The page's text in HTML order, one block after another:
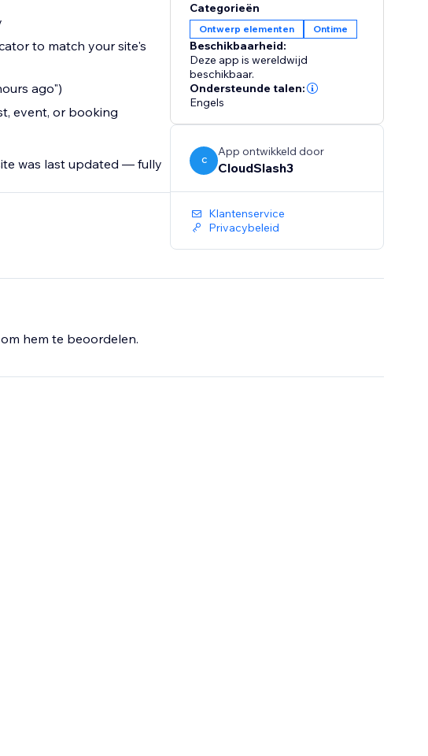
to match your site's
ago")
event, or booking
was last updated — fully
Categorieën
Ontwerp elementen Ontime
Beschikbaarheid:
Deze app is wereldwijd
beschikbaar.
Ondersteunde talen:
Engels
C
App ontwikkeld door
CloudSlash3
Klantenservice
Privacybeleid
hem te beoordelen.